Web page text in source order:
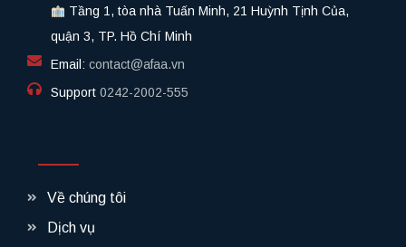
Tầng 1, tòa nhà Tuấn Minh, 21 Huỳnh Tịnh Của,
quận 3, TP. Hồ Chí Minh
Email: contact@afaa.vn
Support 0242-2002-555​
Về chúng tôi
Dịch vụ